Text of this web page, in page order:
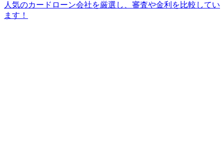
人気のカードローン会社を厳選し、審査や金利を比較してい
ます！